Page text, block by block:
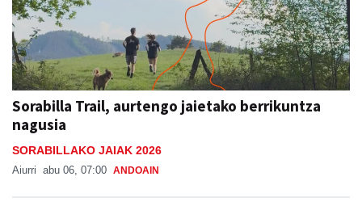
Sorabilla Trail, aurtengo jaietako berrikuntza
nagusia
SORABILLAKO JAIAK 2026
Aiurri abu 06, 07:00 ANDOAIN